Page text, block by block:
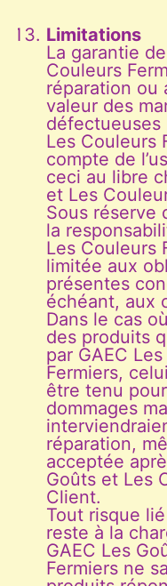
Limitations
La garantie
Couleurs
réparation ou
valeur des
défectueuses
Les Couleurs
compte de
ceci au libre
et Les
Sous réserve
la
Les Couleurs
limitée aux
présentes
échéant, aux
Dans le cas
des produits
par GAEC
Fermiers,
être tenu
dommages
réparation,
acceptée
Goûts et Les
Client.
Tout risque
reste à la
GAEC Les
Fermiers ne